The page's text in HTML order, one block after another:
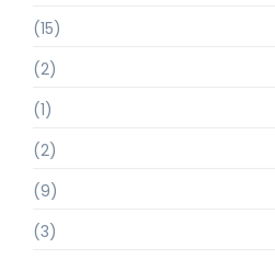
(15)
(2)
(1)
(2)
(9)
(3)